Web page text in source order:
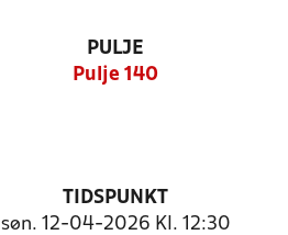
PULJE
Pulje 140
TIDSPUNKT
søn. 12-04-2026 Kl. 12:30